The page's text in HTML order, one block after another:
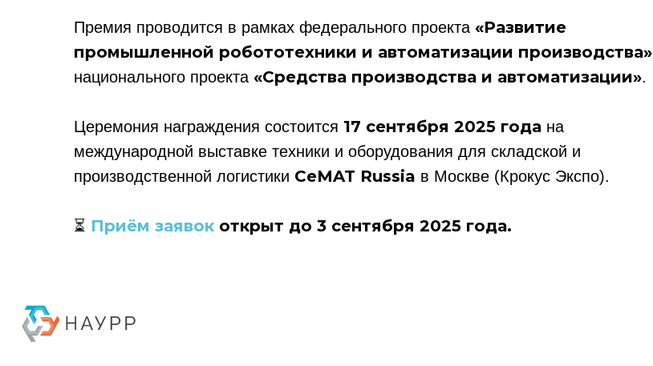
Премия проводится в рамках федерального проекта «Развитие
промышленной робототехники и автоматизации производства»
национального проекта «Средства производства и автоматизации».
Церемония награждения состоится 17 сентября 2025 года на
международной выставке техники и оборудования для складской и
производственной логистики CeMAT Russia в Москве (Крокус Экспо).
⏳ Приём заявок открыт до 3 сентября 2025 года.
© 2015-2026 НАУРР. Все права защищены. При использовании материалов ссылка на ROBOTUNION.RU — обязательна
Политика конфиденциальности